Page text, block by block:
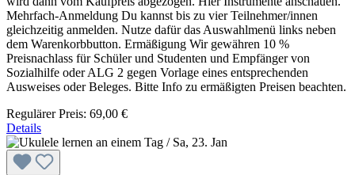
Mehrfach-Anmeldung Du kannst bis zu vier Teilnehmer/innen
gleichzeitig anmelden. Nutze dafür das Auswahlmenü links neben
dem Warenkorbbutton. Ermäßigung Wir gewähren 10 %
Preisnachlass für Schüler und Studenten und Empfänger von
Sozialhilfe oder ALG 2 gegen Vorlage eines entsprechenden
Ausweises oder Beleges. Bitte Info zu ermäßigten Preisen beachten.
Regulärer Preis: 69,00 €
Details